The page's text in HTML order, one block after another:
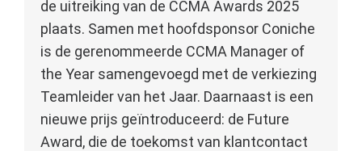
de uitreiking van de CCMA Awards 2025
plaats. Samen met hoofdsponsor Coniche
is de gerenommeerde CCMA Manager of
the Year samengevoegd met de verkiezing
Teamleider van het Jaar. Daarnaast is een
nieuwe prijs geïntroduceerd: de Future
Award, die de toekomst van klantcontact